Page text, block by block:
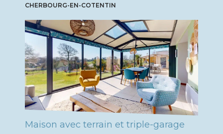
CHERBOURG-EN-COTENTIN
Maison avec terrain et triple-garage